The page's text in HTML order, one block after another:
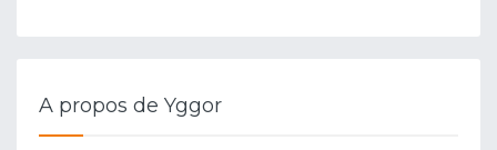
A propos de Yggor